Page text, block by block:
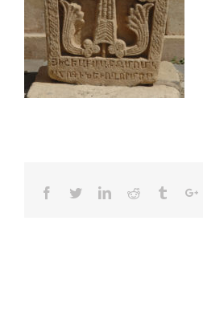
Facebook
TwitterLinkedinReddit Tumblr